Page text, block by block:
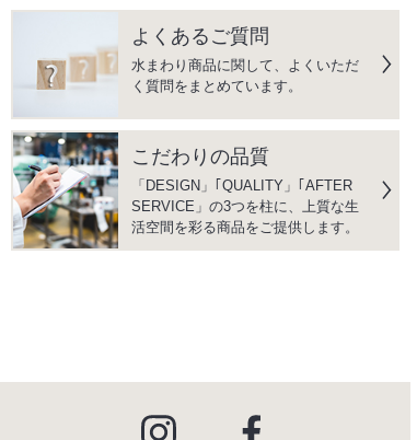
よくあるご質問
水まわり商品に関して、よくいただ
く質問をまとめています。
こだわりの品質
「DESIGN」｢QUALITY」｢AFTER
SERVICE」の3つを柱に、上質な生
活空間を彩る商品をご提供します。